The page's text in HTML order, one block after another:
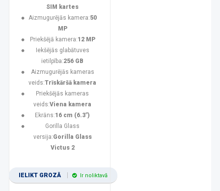
SIM kartes
Aizmugurējās kamera:50
MP
Priekšējā kamera:12 MP
Iekšējās glabātuves
ietilpība:256 GB
Aizmugurējās kameras
veids:Trīskāršā kamera
Priekšējās kameras
veids:Viena kamera
Ekrāns:16 cm (6.3")
Gorilla Glass
versija:Gorilla Glass
Victus 2
IELIKT GROZĀ Ir noliktavā